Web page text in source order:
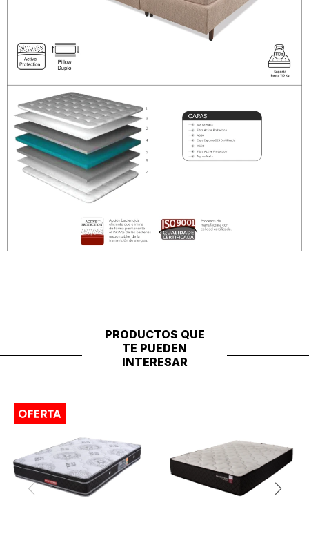
PRODUCTOS QUE
TE PUEDEN
INTERESAR